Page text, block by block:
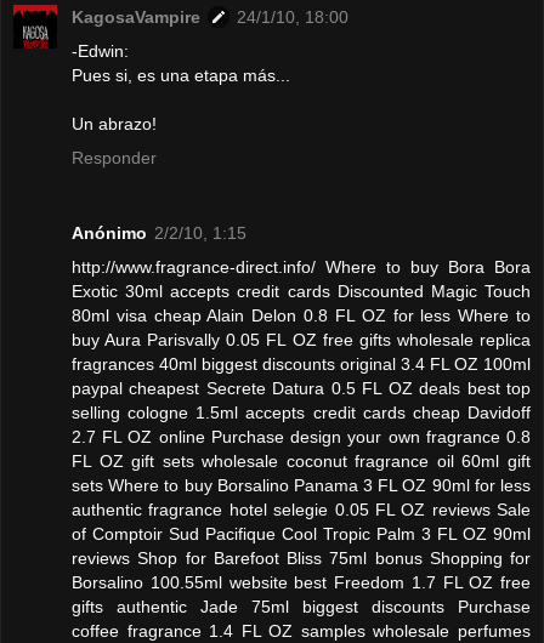
KagosaVampire
24/1/10, 18:00
-Edwin:
Pues si, es una etapa más...
Un abrazo!
Responder
Anónimo 2/2/10, 1:15
http://www.fragrance-direct.info/ Where to buy Bora Bora
Exotic 30ml accepts credit cards Discounted Magic Touch
80ml visa cheap Alain Delon 0.8 FL OZ for less Where to
buy Aura Parisvally 0.05 FL OZ free gifts wholesale replica
fragrances 40ml biggest discounts original 3.4 FL OZ 100ml
paypal cheapest Secrete Datura 0.5 FL OZ deals best top
selling cologne 1.5ml accepts credit cards cheap Davidoff
2.7 FL OZ online Purchase design your own fragrance 0.8
FL OZ gift sets wholesale coconut fragrance oil 60ml gift
sets Where to buy Borsalino Panama 3 FL OZ 90ml for less
authentic fragrance hotel selegie 0.05 FL OZ reviews Sale
of Comptoir Sud Pacifique Cool Tropic Palm 3 FL OZ 90ml
reviews Shop for Barefoot Bliss 75ml bonus Shopping for
Borsalino 100.55ml website best Freedom 1.7 FL OZ free
gifts authentic Jade 75ml biggest discounts Purchase
coffee fragrance 1.4 FL OZ samples wholesale perfumes